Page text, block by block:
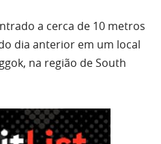
a cerca de 10 metros
dia anterior em um local
na região de South